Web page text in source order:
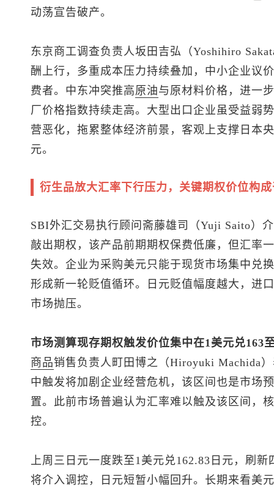
动荡宣告破产。
东京商工调查负责人坂田吉弘（Yoshihiro
酬上行，多重成本压力持续叠加，中小企业议
费者。中东冲突推高原油与原材料价格，进一
厂价格指数持续走高。大型出口企业虽受益弱
营恶化，拖累整体经济前景，客观上支撑日本
元。
衍生品放大汇率下行压力，关键期权价位构
SBI外汇交易执行顾问斋藤雄司（Yuji Saito）
敲出期权，该产品前期期权保费低廉，但汇率
失效。企业为采购美元只能于现货市场集中兑
形成新一轮贬值循环。日元贬值幅度越大，进
市场抛压。
市场测算现存期权触发价位集中在1美元兑163
商品销售负责人町田博之（Hiroyuki Machida
中触发将加剧企业经营危机，该区间也是市场
置。此前市场普遍认为汇率难以触及该区间，
控。
上周三日元一度跌至1美元兑162.83日元，刷
将介入调控，日元短暂小幅回升。长期来看美